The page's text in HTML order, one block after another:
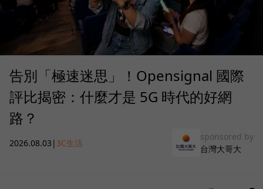
告別「極速迷思」！Opensignal 國際
評比揭密：什麼才是 5G 時代的好網
路？
2026.08.03 | 3C生活
sponsored by
台灣大哥大